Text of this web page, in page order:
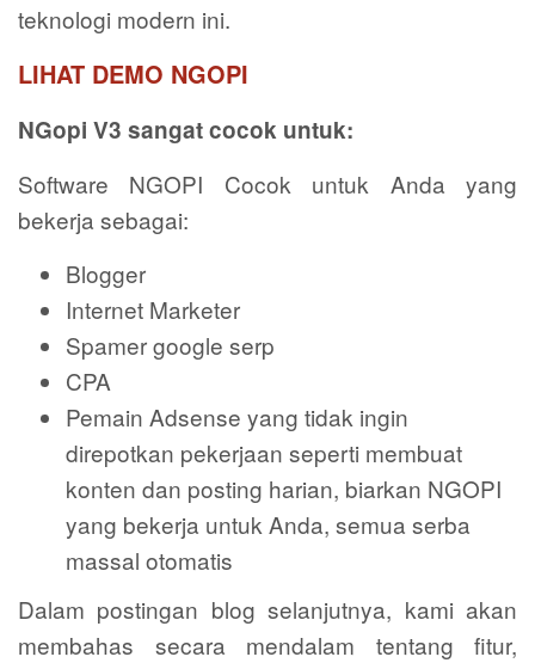
teknologi modern ini.
LIHAT DEMO NGOPI
NGopi V3 sangat cocok untuk:
Software NGOPI Cocok untuk Anda yang
bekerja sebagai:
Blogger
Internet Marketer
Spamer google serp
CPA
Pemain Adsense yang tidak ingin
direpotkan pekerjaan seperti membuat
konten dan posting harian, biarkan NGOPI
yang bekerja untuk Anda, semua serba
massal otomatis
Dalam postingan blog selanjutnya, kami akan
membahas secara mendalam tentang fitur,